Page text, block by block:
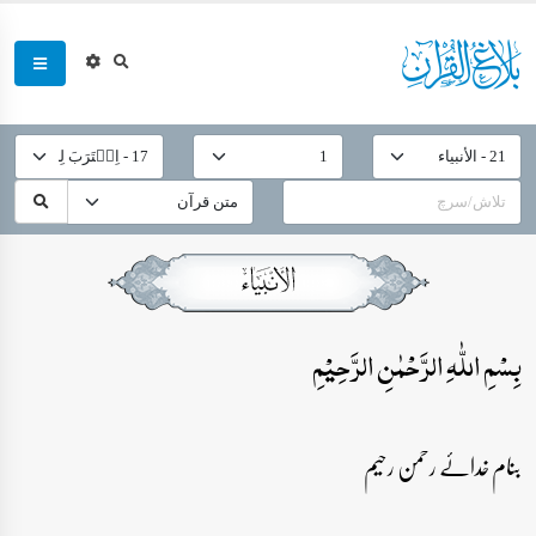
بِسۡمِ اللّٰہِ الرَّحۡمٰنِ الرَّحِیۡمِ
بنام خدائے رحمن رحیم